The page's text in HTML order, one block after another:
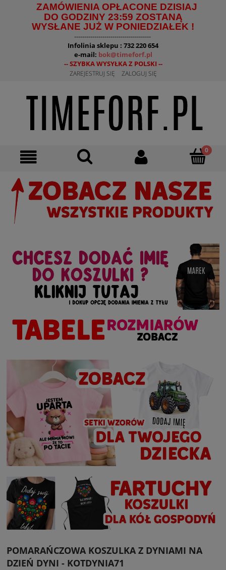
ZAMÓWIENIA OPŁACONE DZISIAJ
DO GODZINY 23:59 ZOSTANĄ
WYSŁANE JUŻ W PONIEDZIAŁEK !
--------------------------------------
Infolinia sklepu : 732 220 654
e-mail: bok@timeforf.pl
-- SZYBKA WYSYŁKA Z POLSKI --
ZAREJESTRUJ SIĘ ZALOGUJ SIĘ
POMARAŃCZOWA KOSZULKA Z DYNIAMI NA
DZIEŃ DYNI - KOTDYNIA71